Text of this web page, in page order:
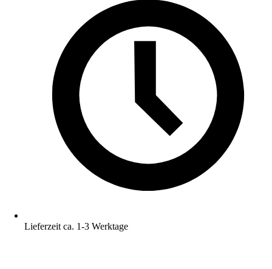
Lieferzeit ca. 1-3 Werktage